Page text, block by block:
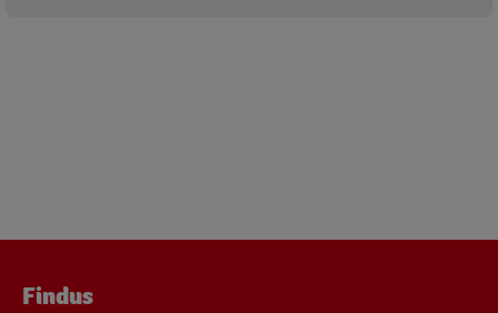
Findus